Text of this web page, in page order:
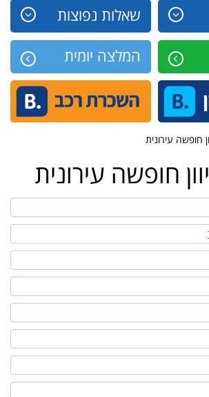
שאלות נפוצות
המלצה יומית
חופשה עירונית
חופשה עירונית